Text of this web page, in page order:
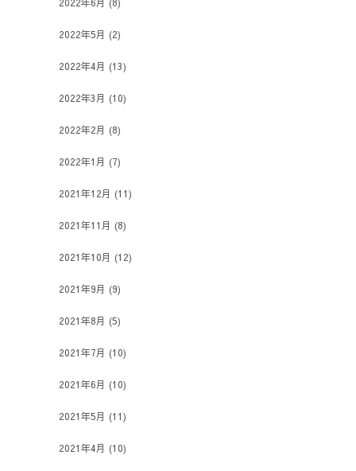
2022年5月 (2)
2022年4月 (13)
2022年3月 (10)
2022年2月 (8)
2022年1月 (7)
2021年12月 (11)
2021年11月 (8)
2021年10月 (12)
2021年9月 (9)
2021年8月 (5)
2021年7月 (10)
2021年6月 (10)
2021年5月 (11)
2021年4月 (10)